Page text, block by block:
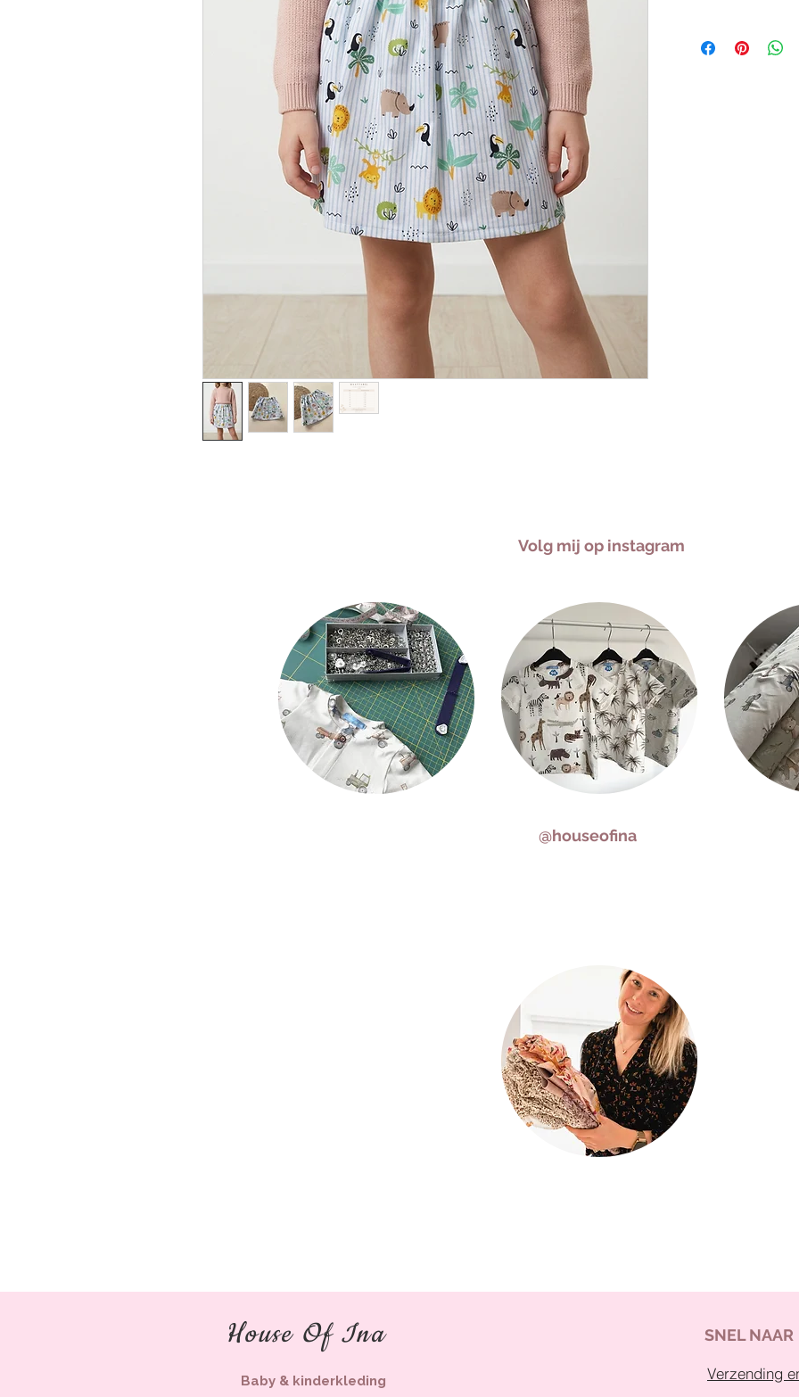
Volg mij op instagram
@houseofina
House Of Ina
Baby & kinderkleding
SNEL NAAR
Verzending